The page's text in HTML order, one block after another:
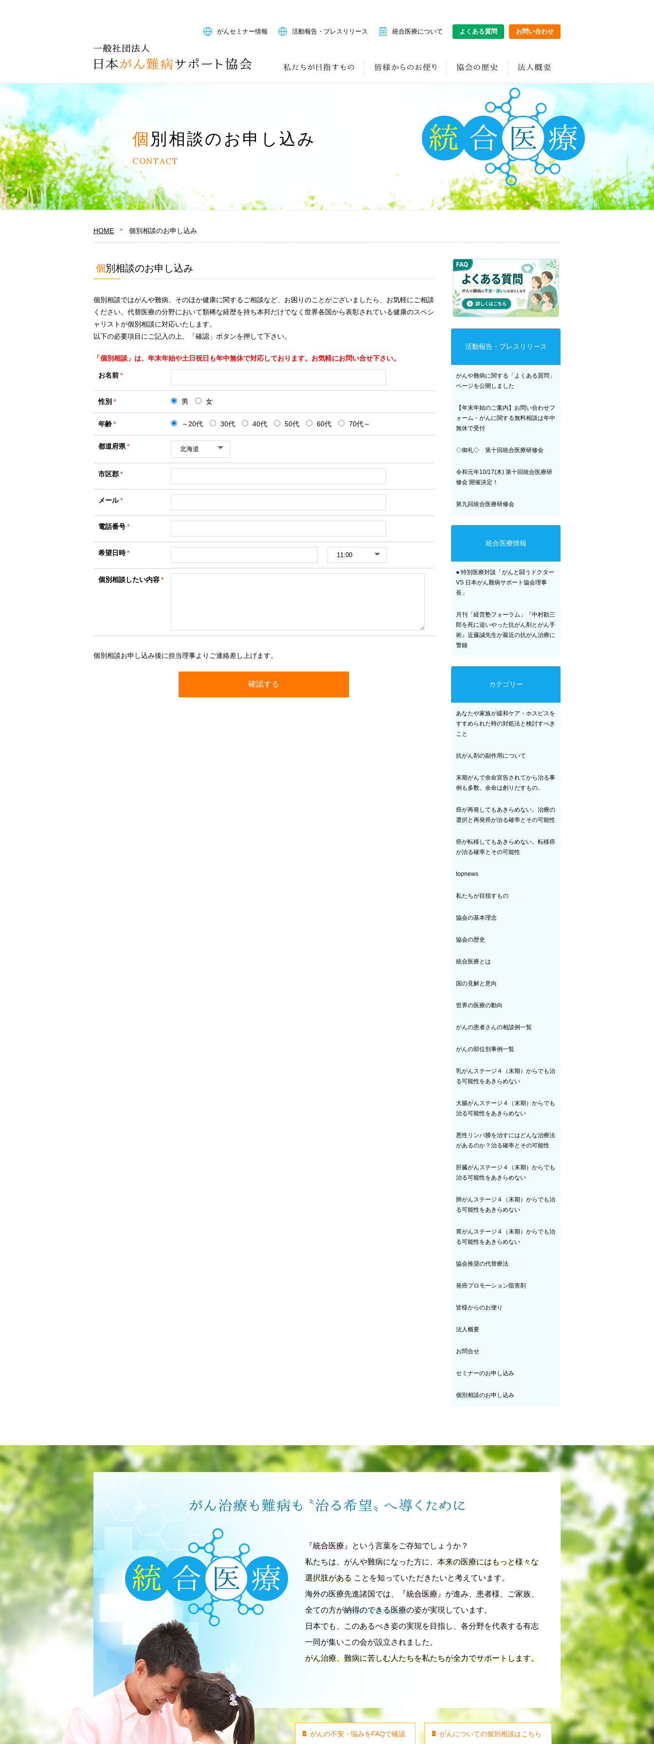
がんセミナー情報 活動報告・プレスリリース 統合医療について よくある質問 お問い合わせ
個別相談のお申し込み
CONTACT
HOME 個別相談のお申し込み
個別相談のお申し込み
個別相談ではがんや難病、そのほか健康に関するご相談など、お困りのことがございましたら、お気軽にご相談
ください。代替医療の分野において類稀な経歴を持ち本邦だけでなく世界各国から表彰されている健康のスペシ
ャリストが個別相談に対応いたします。
以下の必要項目にご記入の上、「確認」ボタンを押して下さい。
「個別相談」は、年末年始や土日祝日も年中無休で対応しております。お気軽にお問い合せ下さい。
お名前*
性別 * 男 女
年齢* ～20代 30代 40代 50代 60代 70代～
都道府県*
市区郡*
メール*
電話番号*
希望日時*
個別相談したい内容*
個別相談お申し込み後に担当理事よりご連絡差し上げます。
活動報告・プレスリリース
がんや難病に関する「よくある質問」
ページを公開しました
【年末年始のご案内】お問い合わせフ
ォーム・がんに関する無料相談は年中
無休で受付
◇御礼◇ 第十回統合医療研修会
令和元年10/17(木) 第十回統合医療研
修会 開催決定！
第九回統合医療研修会
統合医療情報
● 特別医療対談「がんと闘うドクター
VS 日本がん難病サポート協会理事
長」
月刊「経営塾フォーラム」『中村勘三
郎を死に追いやった抗がん剤とがん手
術』近藤誠先生が最近の抗がん治療に
警鐘
カテゴリー
あなたや家族が緩和ケア・ホスピスを
すすめられた時の対処法と検討すべき
こと
抗がん剤の副作用について
末期がんで余命宣告されてから治る事
例も多数。余命は創りだすもの。
癌が再発してもあきらめない。治療の
選択と再発癌が治る確率とその可能性
癌が転移してもあきらめない。転移癌
が治る確率とその可能性
topnews
私たちが目指すもの
協会の基本理念
協会の歴史
統合医療とは
国の見解と意向
世界の医療の動向
がんの患者さんの相談例一覧
がんの部位別事例一覧
乳がんステージ４（末期）からでも治
る可能性をあきらめない
大腸がんステージ４（末期）からでも
治る可能性をあきらめない
悪性リンパ腫を治すにはどんな治療法
があるのか？治る確率とその可能性
肝臓がんステージ４（末期）からでも
治る可能性をあきらめない
肺がんステージ４（末期）からでも治
る可能性をあきらめない
胃がんステージ４（末期）からでも治
る可能性をあきらめない
協会推奨の代替療法
発癌プロモーション阻害剤
皆様からのお便り
法人概要
お問合せ
セミナーのお申し込み
個別相談のお申し込み
『統合医療 』という言葉をご存知でしょうか？
私たちは、がんや難病になった方に、 本来の医療にはもっと様々な
選択肢がある ことを知っていただきたいと考えています。
海外の医療先進諸国では、『統合医療 』が進み、患者様、ご家族、
全ての方が納得のできる医療の姿が実現しています。
日本でも、このあるべき姿の実現を目指し、各分野を代表する有志
一同が集いこの会が設立されました。
がん治療、難病に苦しむ人たちを私たちが全力でサポートします。
がんの不安・悩みをFAQで確認 がんについての個別相談はこちら